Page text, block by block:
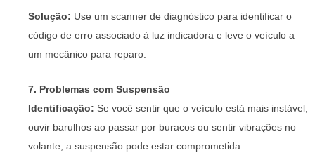
Solução: Use um scanner de diagnóstico para identificar o
código de erro associado à luz indicadora e leve o veículo a
um mecânico para reparo.
7. Problemas com Suspensão
Identificação: Se você sentir que o veículo está mais instável,
ouvir barulhos ao passar por buracos ou sentir vibrações no
volante, a suspensão pode estar comprometida.